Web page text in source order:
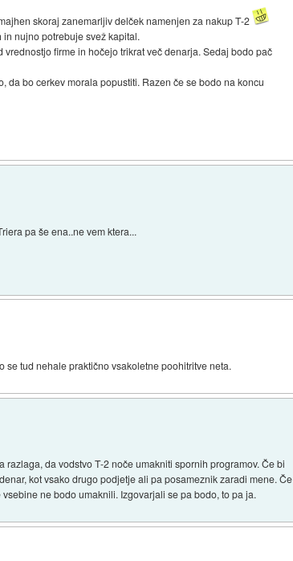
skoraj zanemarljiv delček namenjen za nakup T-2
nujno potrebuje svež kapital.
firme in hočejo trikrat več denarja. Sedaj bodo pač
da bo cerkev morala popustiti. Razen če se bodo na koncu
pa še ena..ne vem ktera...
se tud nehale praktično vsakoletne poohitritve neta.
da vodstvo T-2 noče umakniti spornih programov. Če bi
kot vsako drugo podjetje ali pa posameznik zaradi mene. Če
ne bodo umaknili. Izgovarjali se pa bodo, to pa ja.